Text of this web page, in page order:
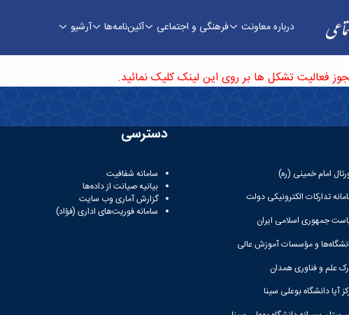
درباره معاونت فرهنگی و اجتماعی آئین‌نامه‌ها آرشیو
فعالیت تشکل ها بر روی این لینک کلیک نمائید.
امام خمینی (ره)
تدارکات الکترونیکی دولت
جمهوری اسلامی ایران
و مؤسسات آموزش عالی
علم و فناوری همدان
آپا دانشگاه بوعلی سینا
دسترسی
سامانه شفافیت
بیانیه صیانت از داده‌ها
گزارش آماری وب‌ سایت
سامانه فوریت‌های اداری (فؤاد)